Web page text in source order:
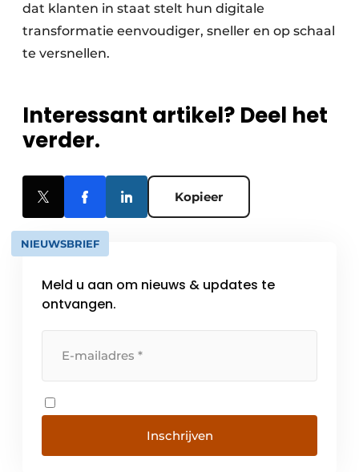
dat klanten in staat stelt hun digitale
transformatie eenvoudiger, sneller en op schaal
te versnellen. ​
Interessant artikel? Deel het
verder.
Kopieer
NIEUWSBRIEF
Meld u aan om nieuws & updates te
ontvangen.
Inschrijven